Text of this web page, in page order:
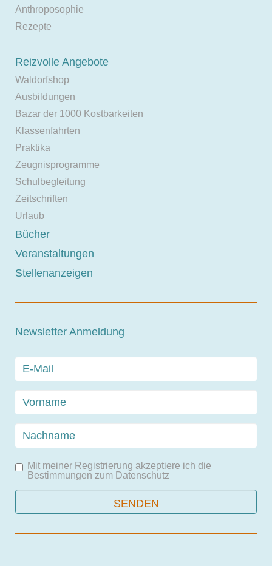
Anthroposophie
Rezepte
Reizvolle Angebote
Waldorfshop
Ausbildungen
Bazar der 1000 Kostbarkeiten
Klassenfahrten
Praktika
Zeugnisprogramme
Schulbegleitung
Zeitschriften
Urlaub
Bücher
Veranstaltungen
Stellenanzeigen
Newsletter Anmeldung
Mit meiner Registrierung akzeptiere ich die
Bestimmungen zum Datenschutz